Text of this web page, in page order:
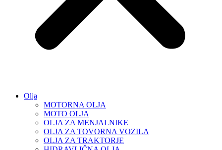
Olja
MOTORNA OLJA
MOTO OLJA
OLJA ZA MENJALNIKE
OLJA ZA TOVORNA VOZILA
OLJA ZA TRAKTORJE